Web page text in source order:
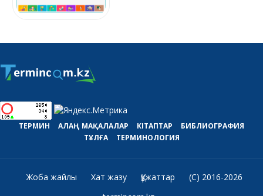
ТЕРМИН АЛАҢ МАҚАЛАЛАР КІТАПТАР
БИБЛИОГРАФИЯ
ТҰЛҒА
ТЕРМИНОЛОГИЯ
Жоба жайлы Хат жазу Құжаттар
(C) 2016-2026